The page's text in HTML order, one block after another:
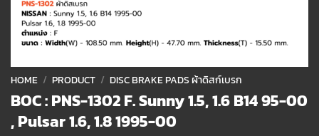
HOME / PRODUCT / DISC BRAKE PADS ผ้าดิสก์เบรก
BOC : PNS-1302 F. Sunny 1.5, 1.6 B14 95-00
, Pulsar 1.6, 1.8 1995-00